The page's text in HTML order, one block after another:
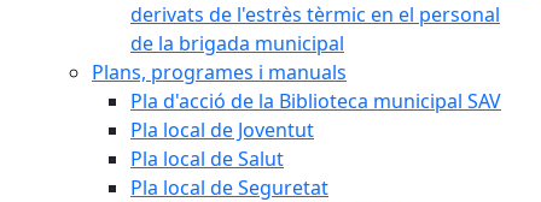
derivats de l'estrès tèrmic en el personal
de la brigada municipal
Plans, programes i manuals
Pla d'acció de la Biblioteca municipal SAV
Pla local de Joventut
Pla local de Salut
Pla local de Seguretat